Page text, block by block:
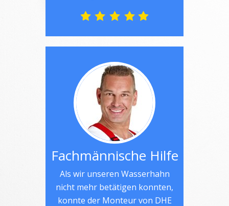
Fachmännische Hilfe
Als wir unseren Wasserhahn
nicht mehr betätigen konnten,
konnte der Monteur von DHE